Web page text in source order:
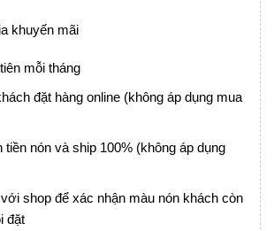
khuyến mãi
mỗi tháng
đặt hàng online (không áp dụng mua
tiền nón và ship 100% (không áp dụng
shop để xác nhận màu nón khách còn
đặt